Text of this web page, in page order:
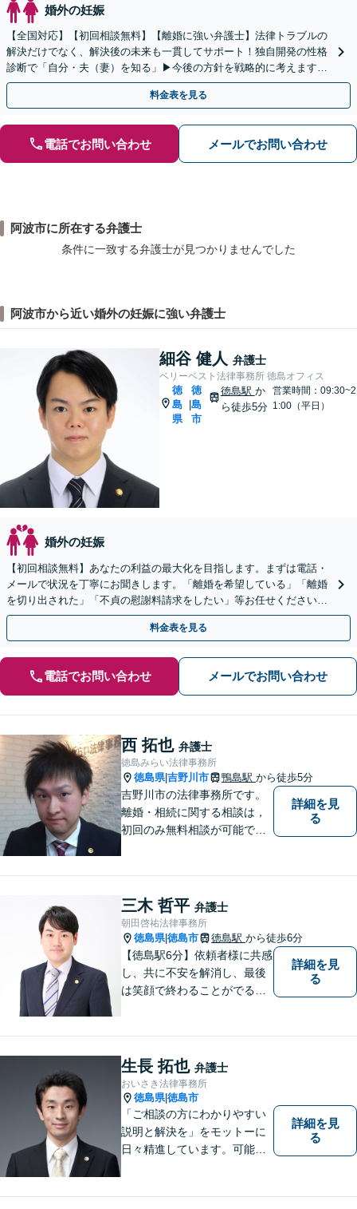
婚外の妊娠
【全国対応】【初回相談無料】【離婚に強い弁護士】法律トラブルの
解決だけでなく、解決後の未来も一貫してサポート！独自開発の性格
診断で「自分・夫（妻）を知る」▶︎今後の方針を戦略的に考えます！
【休日夜間／オンライン相談OK】
料金表を見る
電話でお問い合わせ メールでお問い合わせ
阿波市に所在する弁護士
条件に一致する弁護士が見つかりませんでした
阿波市から近い婚外の妊娠に強い弁護士
細谷 健人 弁護士
ベリーベスト法律事務所 徳島オフィス
徳
島
県
徳
島
市
徳島駅 か
ら徒歩5分
営業時間：09:30~2
1:00（平日）
婚外の妊娠
【初回相談無料】あなたの利益の最大化を目指します。まずは電話・
メールで状況を丁寧にお聞きします。「離婚を希望している」「離婚
を切り出された」「不貞の慰謝料請求をしたい」等お任せください。
【リーズナブルな料金設定】
料金表を見る
電話でお問い合わせ メールでお問い合わせ
西 拓也 弁護士
徳島みらい法律事務所
徳島県|吉野川市 鴨島駅 から徒歩5分
吉野川市の法律事務所です。
離婚・相続に関する相談は，
初回のみ無料相談が可能です
詳細を見
る
三木 哲平 弁護士
朝田啓祐法律事務所
徳島県|徳島市 徳島駅 から徒歩6分
【徳島駅6分】依頼者様に共感
し、共に不安を解消し、最後
は笑顔で終わることがでるよ
相談にのっています。 まずは
ご相談ください。
詳細を見
る
生長 拓也 弁護士
おいさき法律事務所
徳島県|徳島市
「ご相談の方にわかりやすい
説明と解決を」をモットーに
日々精進しています。可能な
不安な思いを抱えられている
詳細を見
る